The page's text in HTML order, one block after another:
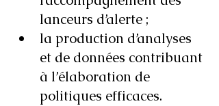
lanceurs d’alerte ;
la production d’analyses
et de données contribuant
à l’élaboration de
politiques efficaces.